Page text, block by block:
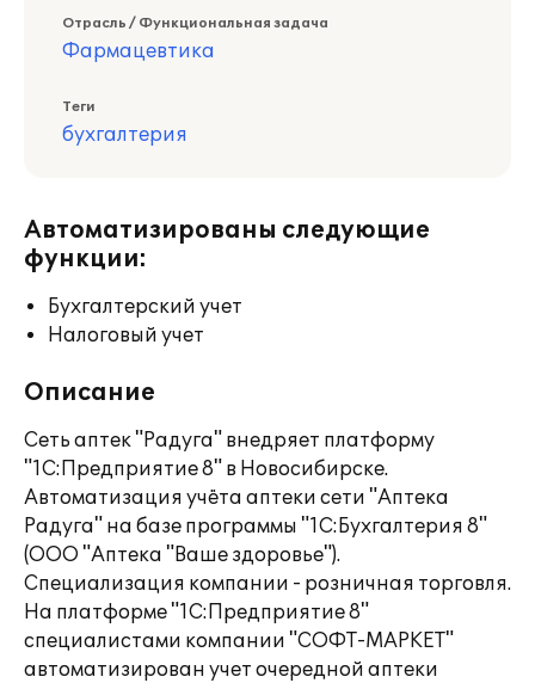
Отрасль / Функциональная задача
Фармацевтика
Теги
бухгалтерия
Автоматизированы следующие
функции:
Бухгалтерский учет
Налоговый учет
Описание
Сеть аптек "Радуга" внедряет платформу
"1С:Предприятие 8" в Новосибирске.
Автоматизация учёта аптеки сети "Аптека
Радуга" на базе программы "1С:Бухгалтерия 8"
(ООО "Аптека "Ваше здоровье").
Специализация компании - розничная торговля.
На платформе "1С:Предприятие 8"
специалистами компании "СОФТ-МАРКЕТ"
автоматизирован учет очередной аптеки